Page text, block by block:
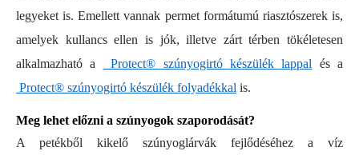
legyeket is. Emellett vannak permet formátumú riasztószerek is,
amelyek kullancs ellen is jók, illetve zárt térben tökéletesen
alkalmazható a
Protect® szúnyogirtó készülék lappal és a
Protect® szúnyogirtó készülék folyadékkal is.
Meg lehet előzni a szúnyogok szaporodását?
A petékből kikelő szúnyoglárvák fejlődéséhez a víz